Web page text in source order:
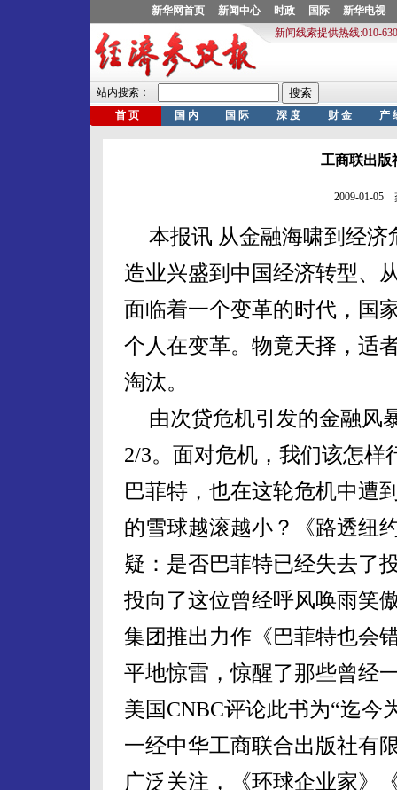
工商联出版
2009-01-05
本报讯 从金融海啸到经
造业兴盛到中国经济转型
面临着一个变革的时代，国
个人在变革。物竟天择，适
淘汰。
由次贷危机引发的金融风
2/3。面对危机，我们该怎样
巴菲特，也在这轮危机中遭
的雪球越滚越小？《路透纽
疑：是否巴菲特已经失去了
投向了这位曾经呼风唤雨笑
集团推出力作《巴菲特也会
平地惊雷，惊醒了那些曾经
美国CNBC评论此书为“迄今
一经中华工商联合出版社有
广泛关注，《环球企业家》